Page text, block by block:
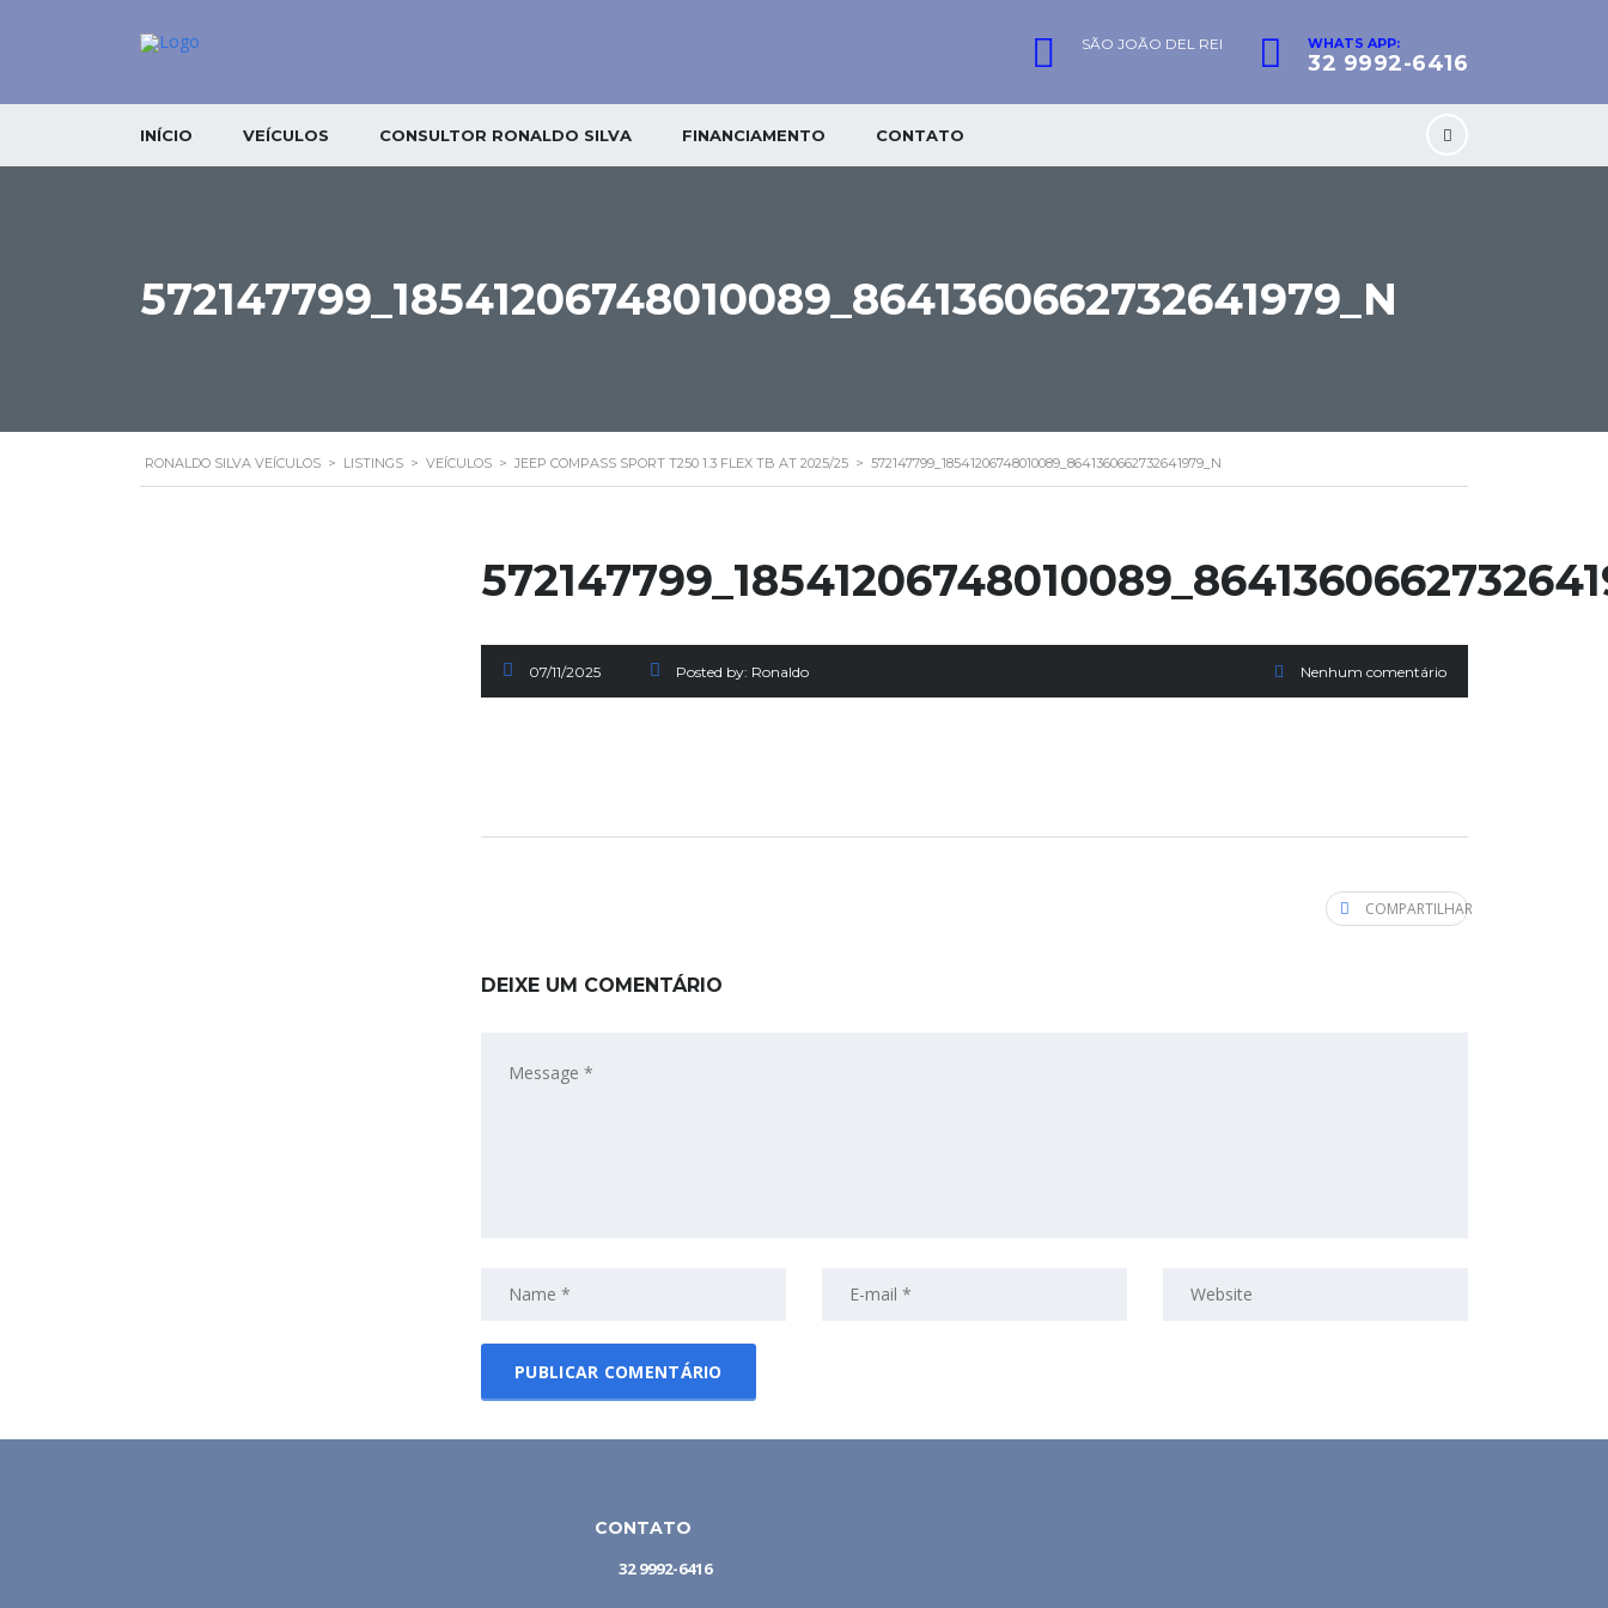
WHATS APP:
32 9992-6416
SÃO JOÃO DEL REI
INÍCIO VEÍCULOS CONSULTOR RONALDO SILVA FINANCIAMENTO CONTATO
572147799_18541206748010089_8641360662732641979_N
RONALDO SILVA VEÍCULOS > LISTINGS > VEÍCULOS > JEEP COMPASS SPORT T250 1.3 FLEX TB AT 2025/25 > 572147799_18541206748010089_8641360662732641979_N
07/11/2025 Posted by: Ronaldo Nenhum comentário
COMPARTILHAR
DEIXE UM COMENTÁRIO
CONTATO
32 9992-6416